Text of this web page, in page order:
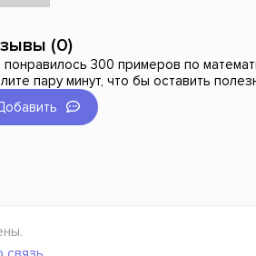
(0)
понравилось 300 примеров по
пару минут, что бы оставить